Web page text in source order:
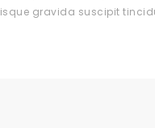
gravida suscipit